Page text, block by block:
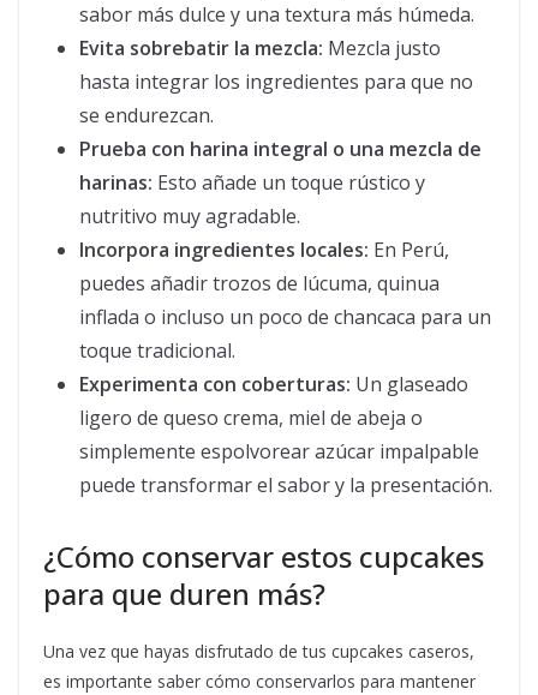
sabor más dulce y una textura más húmeda.
Evita sobrebatir la mezcla: Mezcla justo
hasta integrar los ingredientes para que no
se endurezcan.
Prueba con harina integral o una mezcla de
harinas: Esto añade un toque rústico y
nutritivo muy agradable.
Incorpora ingredientes locales: En Perú,
puedes añadir trozos de lúcuma, quinua
inflada o incluso un poco de chancaca para un
toque tradicional.
Experimenta con coberturas: Un glaseado
ligero de queso crema, miel de abeja o
simplemente espolvorear azúcar impalpable
puede transformar el sabor y la presentación.
¿Cómo conservar estos cupcakes
para que duren más?
Una vez que hayas disfrutado de tus cupcakes caseros,
es importante saber cómo conservarlos para mantener